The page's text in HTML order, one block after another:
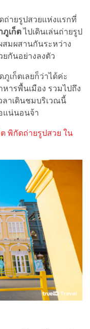
ายรูปสวยแห่งแรกที่
ภูเก็ตไปเดินเล่นถ่ายรูป
สมผสานกันระหว่าง
กันอย่างลงตัว
เก็ตเลยก็ว่าได้ค่ะ
ารพื้นเมือง รวมไปถึง
ลาเดินชมบริเวณนี้
แน่นอนจ้า
พิกัดถ่ายรูปสวย ใน